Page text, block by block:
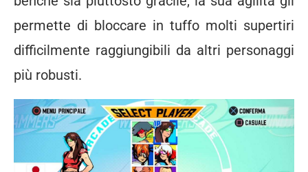
permette di bloccare in tuffo molti supertiri
difficilmente raggiungibili da altri personaggi
più robusti.